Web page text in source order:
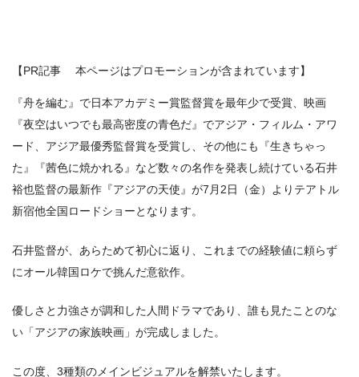
【PR記事 本ページはプロモーションが含まれています】
『舟を編む』で日本アカデミー賞監督賞を最年少で受賞、映画
『夜空はいつでも最高密度の青色だ』でアジア・フィルム・アワ
ード、アジア最優秀監督賞を受賞し、その他にも『生きちゃっ
た』『茜色に焼かれる』など数々の名作を発表し続けている石井
裕也監督の最新作『アジアの天使』が7月2日（金）よりテアトル
新宿他全国ロードショーとなります。
石井監督が、あらためて初心に返り、これまでの経験値に頼らず
にオール韓国ロケで挑んだ意欲作。
優しさと力強さが調和した人間ドラマであり、誰も見たことのな
い「アジアの家族映画」が完成しました。
この度、3種類のメインビジュアルを解禁いたします。